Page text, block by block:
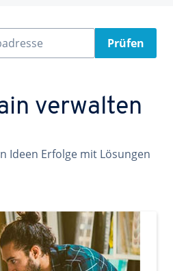
Prüfen
verwalten
Ideen Erfolge mit Lösungen